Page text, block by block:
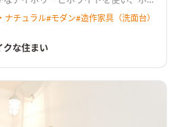
が生まれる。 家族それぞれ
ネートは日常を特別なものにす
ンプルモダンなデザイングレー外壁
で取り入れ、目隠し擁壁にSOLIDO
な洗面台。大人2人横に並んでも余裕
ナチュラル#モダン#造作家具（洗面台）
クな住まい